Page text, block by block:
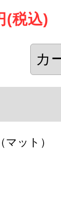
(税込)
ット）